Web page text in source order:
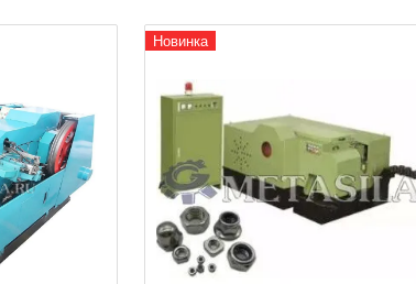
Новинка